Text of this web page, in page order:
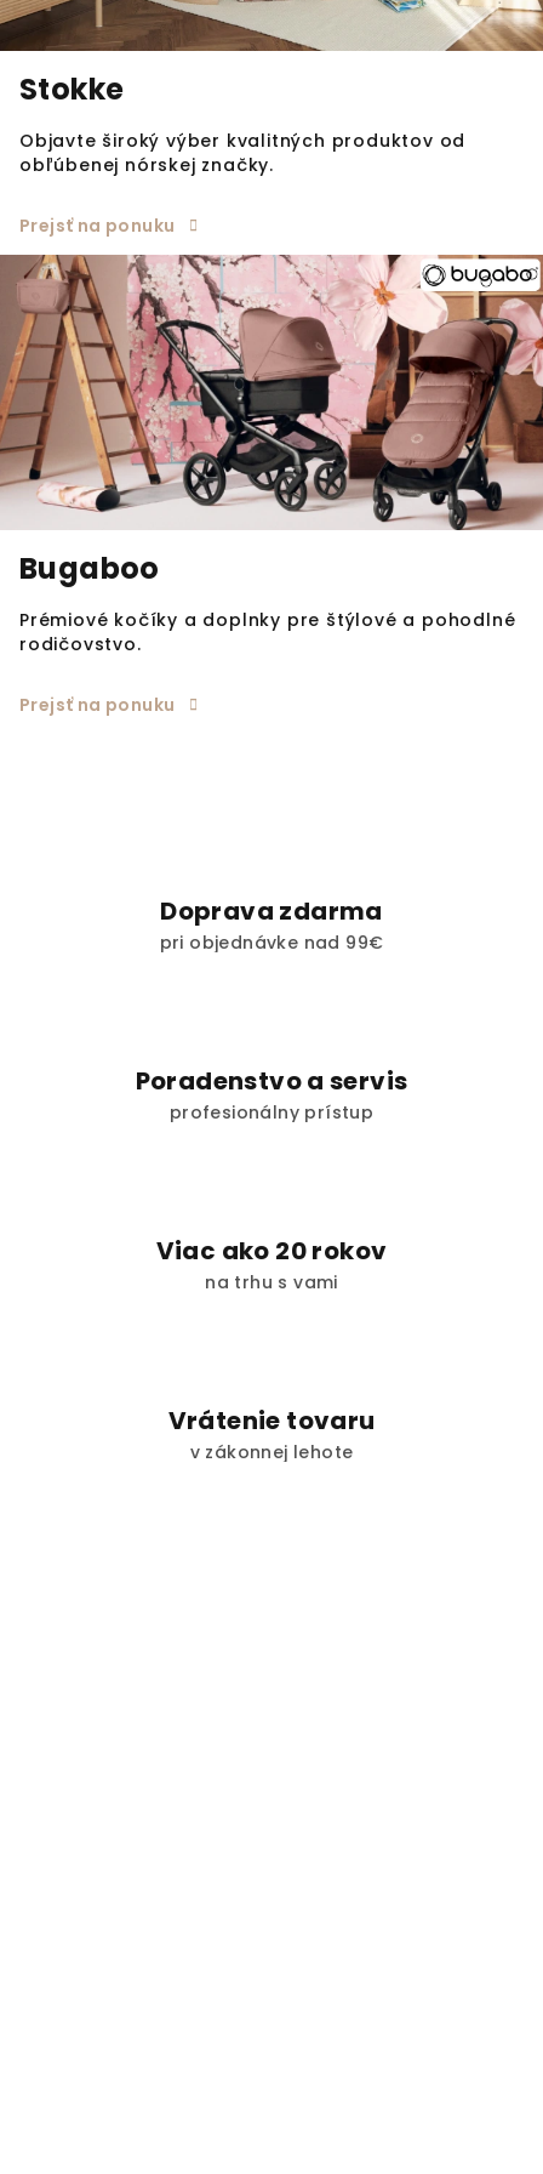
Stokke
Objavte široký výber kvalitných produktov od
obľúbenej nórskej značky.
Prejsť na ponuku
Bugaboo
Prémiové kočíky a doplnky pre štýlové a pohodlné
rodičovstvo.
Prejsť na ponuku
Doprava zdarma
pri objednávke nad 99€
Poradenstvo a servis
profesionálny prístup
Viac ako 20 rokov
na trhu s vami
Vrátenie tovaru
v zákonnej lehote